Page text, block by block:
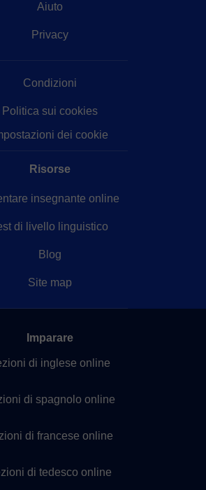
Aiuto
Privacy
Condizioni
Politica sui cookies
dei cookie
Risorse
insegnante online
di livello linguistico
Blog
Site map
Imparare
di inglese online
di spagnolo online
di francese online
di tedesco online